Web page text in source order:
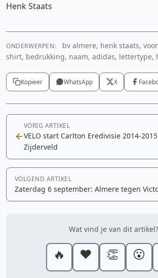
Henk Staats
ONDERWERPEN:
bv almere, henk staats,
shirt, bedrukking, naam, adidas, lettertype,
Kopieer WhatsApp X
VORIG ARTIKEL
VELO start Carlton Eredivisie 2014-
Zijderveld
VOLGEND ARTIKEL
Zaterdag 6 september: Almere tegen
Wat vind je van dit artikel?
🔥 ❤️ 👏 😮